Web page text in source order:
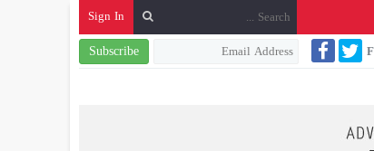
Sign In
Subscribe